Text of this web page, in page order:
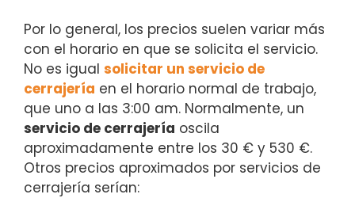
Por lo general, los precios suelen variar más
con el horario en que se solicita el servicio.
No es igual solicitar un servicio de
cerrajería en el horario normal de trabajo,
que uno a las 3:00 am. Normalmente, un
servicio de cerrajería oscila
aproximadamente entre los 30 € y 530 €.
Otros precios aproximados por servicios de
cerrajería serían: